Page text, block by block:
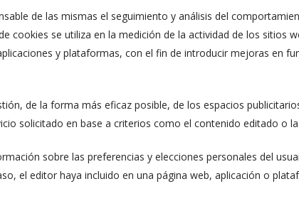
de las mismas el seguimiento y análisis del
cookies se utiliza en la medición de la actividad de los sitios
y plataformas, con el fin de introducir mejoras en
de la forma más eficaz posible, de los espacios
solicitado en base a criterios como el contenido editado o
sobre las preferencias y elecciones personales del
el editor haya incluido en una página web, aplicación o